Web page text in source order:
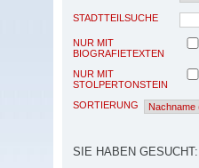
STADTTEILSUCHE
NUR MIT
BIOGRAFIETEXTEN
NUR MIT
STOLPERTONSTEIN
SORTIERUNG
SIE HABEN GESUCHT: